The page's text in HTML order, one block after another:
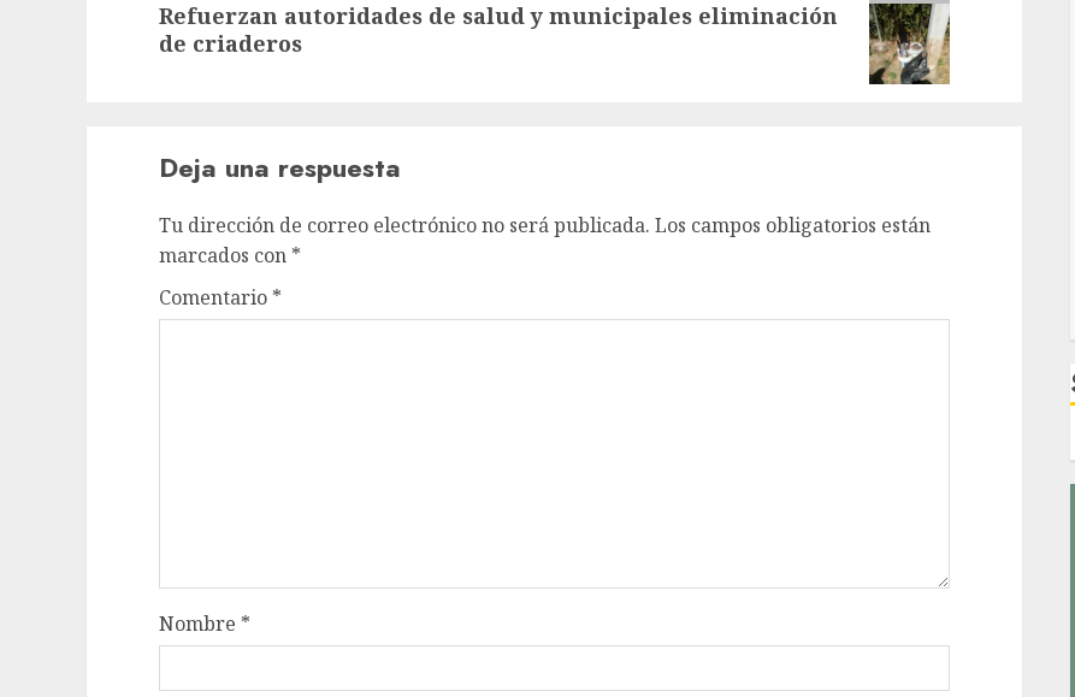
entrada:
Refuerzan autoridades de salud y municipales eliminación
de criaderos
Deja una respuesta
Tu dirección de correo electrónico no será publicada. Los campos obligatorios están
marcados con *
Comentario *
Nombre *